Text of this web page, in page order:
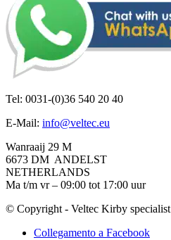
Tel: 0031-(0)36 540 20 40
E-Mail: info@veltec.eu
Wanraaij 29 M
6673 DM ANDELST
NETHERLANDS
Ma t/m vr – 09:00 tot 17:00 uur
© Copyright - Veltec Kirby specialist
Collegamento a Facebook